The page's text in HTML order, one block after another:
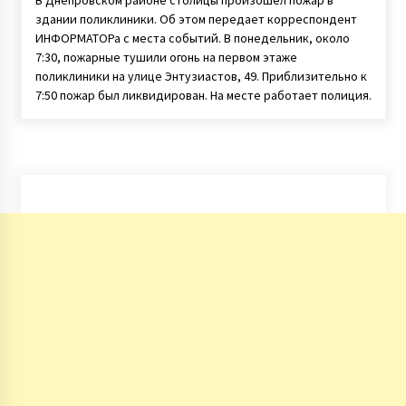
здании поликлиники. Об этом передает корреспондент
ИНФОРМАТОРа с места событий. В понедельник, около
7:30, пожарные тушили огонь на первом этаже
поликлиники на улице Энтузиастов, 49. Приблизительно к
7:50 пожар был ликвидирован. На месте работает полиция.